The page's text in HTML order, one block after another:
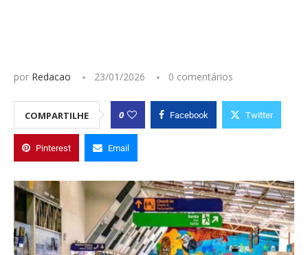
por Redacao 23/01/2026 0 comentários
COMPARTILHE 0 Facebook Twitter
Pinterest Email